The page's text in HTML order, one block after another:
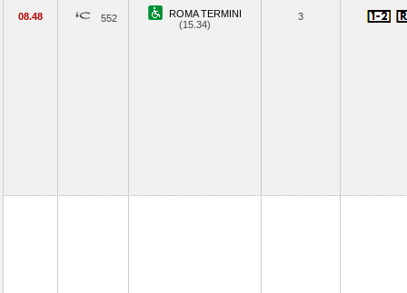
08.48 552
ROMA TERMINI
(15.34)
3